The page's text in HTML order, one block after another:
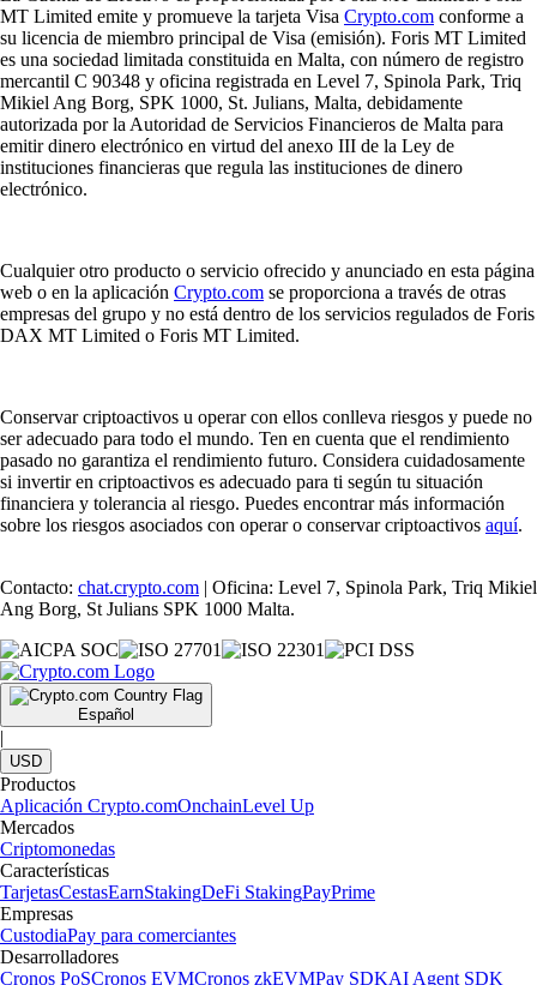
MT Limited emite y promueve la tarjeta Visa Crypto.com conforme a
su licencia de miembro principal de Visa (emisión). Foris MT Limited
es una sociedad limitada constituida en Malta, con número de registro
mercantil C 90348 y oficina registrada en Level 7, Spinola Park, Triq
Mikiel Ang Borg, SPK 1000, St. Julians, Malta, debidamente
autorizada por la Autoridad de Servicios Financieros de Malta para
emitir dinero electrónico en virtud del anexo III de la Ley de
instituciones financieras que regula las instituciones de dinero
electrónico.
Cualquier otro producto o servicio ofrecido y anunciado en esta página
web o en la aplicación Crypto.com se proporciona a través de otras
empresas del grupo y no está dentro de los servicios regulados de Foris
DAX MT Limited o Foris MT Limited.
Conservar criptoactivos u operar con ellos conlleva riesgos y puede no
ser adecuado para todo el mundo. Ten en cuenta que el rendimiento
pasado no garantiza el rendimiento futuro. Considera cuidadosamente
si invertir en criptoactivos es adecuado para ti según tu situación
financiera y tolerancia al riesgo. Puedes encontrar más información
sobre los riesgos asociados con operar o conservar criptoactivos aquí.
Contacto: chat.crypto.com | Oficina: Level 7, Spinola Park, Triq Mikiel
Ang Borg, St Julians SPK 1000 Malta.
Español
|
USD
Productos
Aplicación Crypto.comOnchainLevel Up
Mercados
Criptomonedas
Características
TarjetasCestasEarnStakingDeFi StakingPayPrime
Empresas
CustodiaPay para comerciantes
Desarrolladores
Cronos PoSCronos EVMCronos zkEVMPay SDKAI Agent SDK